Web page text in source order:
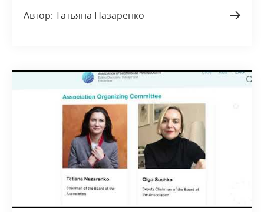
Автор: Татьяна Назаренко